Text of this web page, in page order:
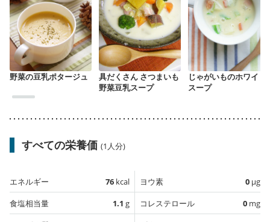
野菜の豆乳ポタージュ
具だくさん さつまいも
野菜豆乳スープ
じゃがいものホワイト
スープ
すべての栄養価 (1人分)
エネルギー 76 kcal
食塩相当量
1.1 g
ヨウ素 0 µg
コレステロール
0 mg